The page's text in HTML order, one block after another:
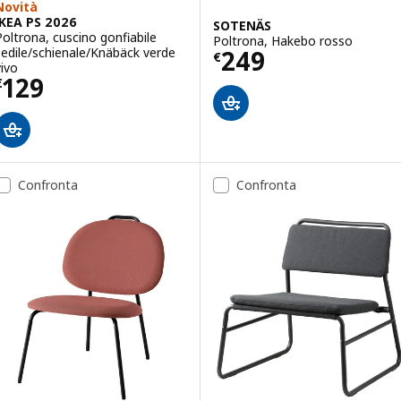
PS 2026
cuscino gonfiabile
schienale/Knäbäck verde
129 € 129
SOTENÄS
Poltrona, Hakebo rosso
€249
Prezzo € 249
Confronta Confronta